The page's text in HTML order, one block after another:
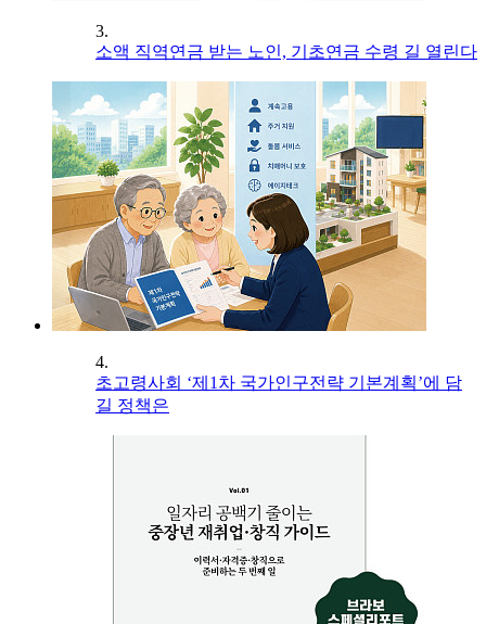
3.
소액 직역연금 받는 노인, 기초연금 수령 길 열린다
4.
초고령사회 ‘제1차 국가인구전략 기본계획’에 담
길 정책은